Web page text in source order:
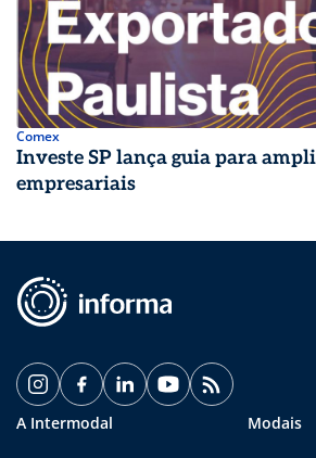
Comex
Investe SP lança guia para
empresariais
A Intermodal Modais